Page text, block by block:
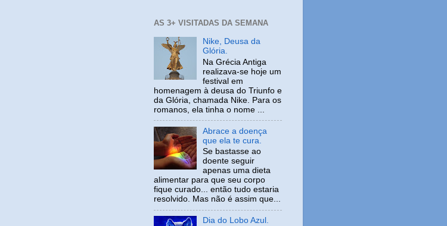
AS 3+ VISITADAS DA SEMANA
Nike, Deusa da
Glória.
Na Grécia Antiga
realizava-se hoje um
festival em
homenagem à deusa do Triunfo e
da Glória, chamada Nike. Para os
romanos, ela tinha o nome ...
Abrace a doença
que ela te cura.
Se bastasse ao
doente seguir
apenas uma dieta
alimentar para que seu corpo
fique curado... então tudo estaria
resolvido. Mas não é assim que...
Dia do Lobo Azul.